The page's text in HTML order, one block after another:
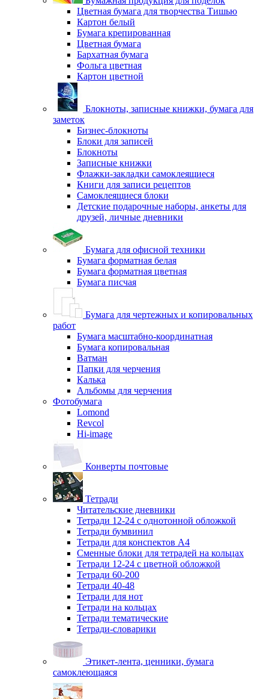
Цветная бумага для творчества Тишью
Картон белый
Бумага крепированная
Цветная бумага
Бархатная бумага
Фольга цветная
Картон цветной
Блокноты, записные книжки, бумага для
заметок
Бизнес-блокноты
Блоки для записей
Блокноты
Записные книжки
Флажки-закладки самоклеящиеся
Книги для записи рецептов
Самоклеящиеся блоки
Детские подарочные наборы, анкеты для
друзей, личные дневники
Бумага для офисной техники
Бумага форматная белая
Бумага форматная цветная
Бумага писчая
Бумага для чертежных и копировальных
работ
Бумага масштабно-координатная
Бумага копировальная
Ватман
Папки для черчения
Калька
Альбомы для черчения
Фотобумага
Lomond
Revcol
Hi-image
Конверты почтовые
Тетради
Читательские дневники
Тетради 12-24 с однотонной обложкой
Тетради бумвинил
Тетради для конспектов А4
Сменные блоки для тетрадей на кольцах
Тетради 12-24 с цветной обложкой
Тетради 60-200
Тетради 40-48
Тетради для нот
Тетради на кольцах
Тетради тематические
Тетради-словарики
Этикет-лента, ценники, бумага
самоклеющаяся